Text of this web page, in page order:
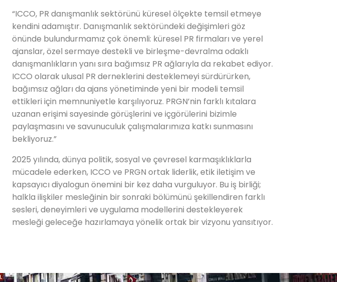
“ICCO, PR danışmanlık sektörünü küresel ölçekte temsil etmeye
kendini adamıştır. Danışmanlık sektöründeki değişimleri göz
önünde bulundurmamız çok önemli: küresel PR firmaları ve yerel
ajanslar, özel sermaye destekli ve birleşme-devralma odaklı
danışmanlıkların yanı sıra bağımsız PR ağlarıyla da rekabet ediyor.
ICCO olarak ulusal PR derneklerini desteklemeyi sürdürürken,
bağımsız ağları da ajans yönetiminde yeni bir modeli temsil
ettikleri için memnuniyetle karşılıyoruz. PRGN’nin farklı kıtalara
uzanan erişimi sayesinde görüşlerini ve içgörülerini bizimle
paylaşmasını ve savunuculuk çalışmalarımıza katkı sunmasını
bekliyoruz.”
2025 yılında, dünya politik, sosyal ve çevresel karmaşıklıklarla
mücadele ederken, ICCO ve PRGN ortak liderlik, etik iletişim ve
kapsayıcı diyalogun önemini bir kez daha vurguluyor. Bu iş birliği;
halkla ilişkiler mesleğinin bir sonraki bölümünü şekillendiren farklı
sesleri, deneyimleri ve uygulama modellerini destekleyerek
mesleği geleceğe hazırlamaya yönelik ortak bir vizyonu yansıtıyor.